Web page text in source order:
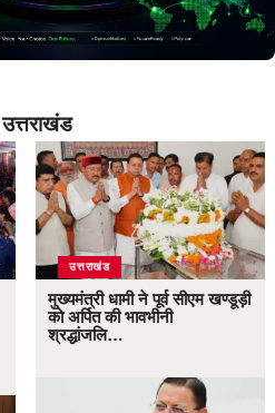
उत्तराखंड
उत्तराखंड
मुख्यमंत्री धामी ने पूर्व सीएम खण्डूड़ी
को अर्पित की भावभीनी
श्रद्धांजलि…